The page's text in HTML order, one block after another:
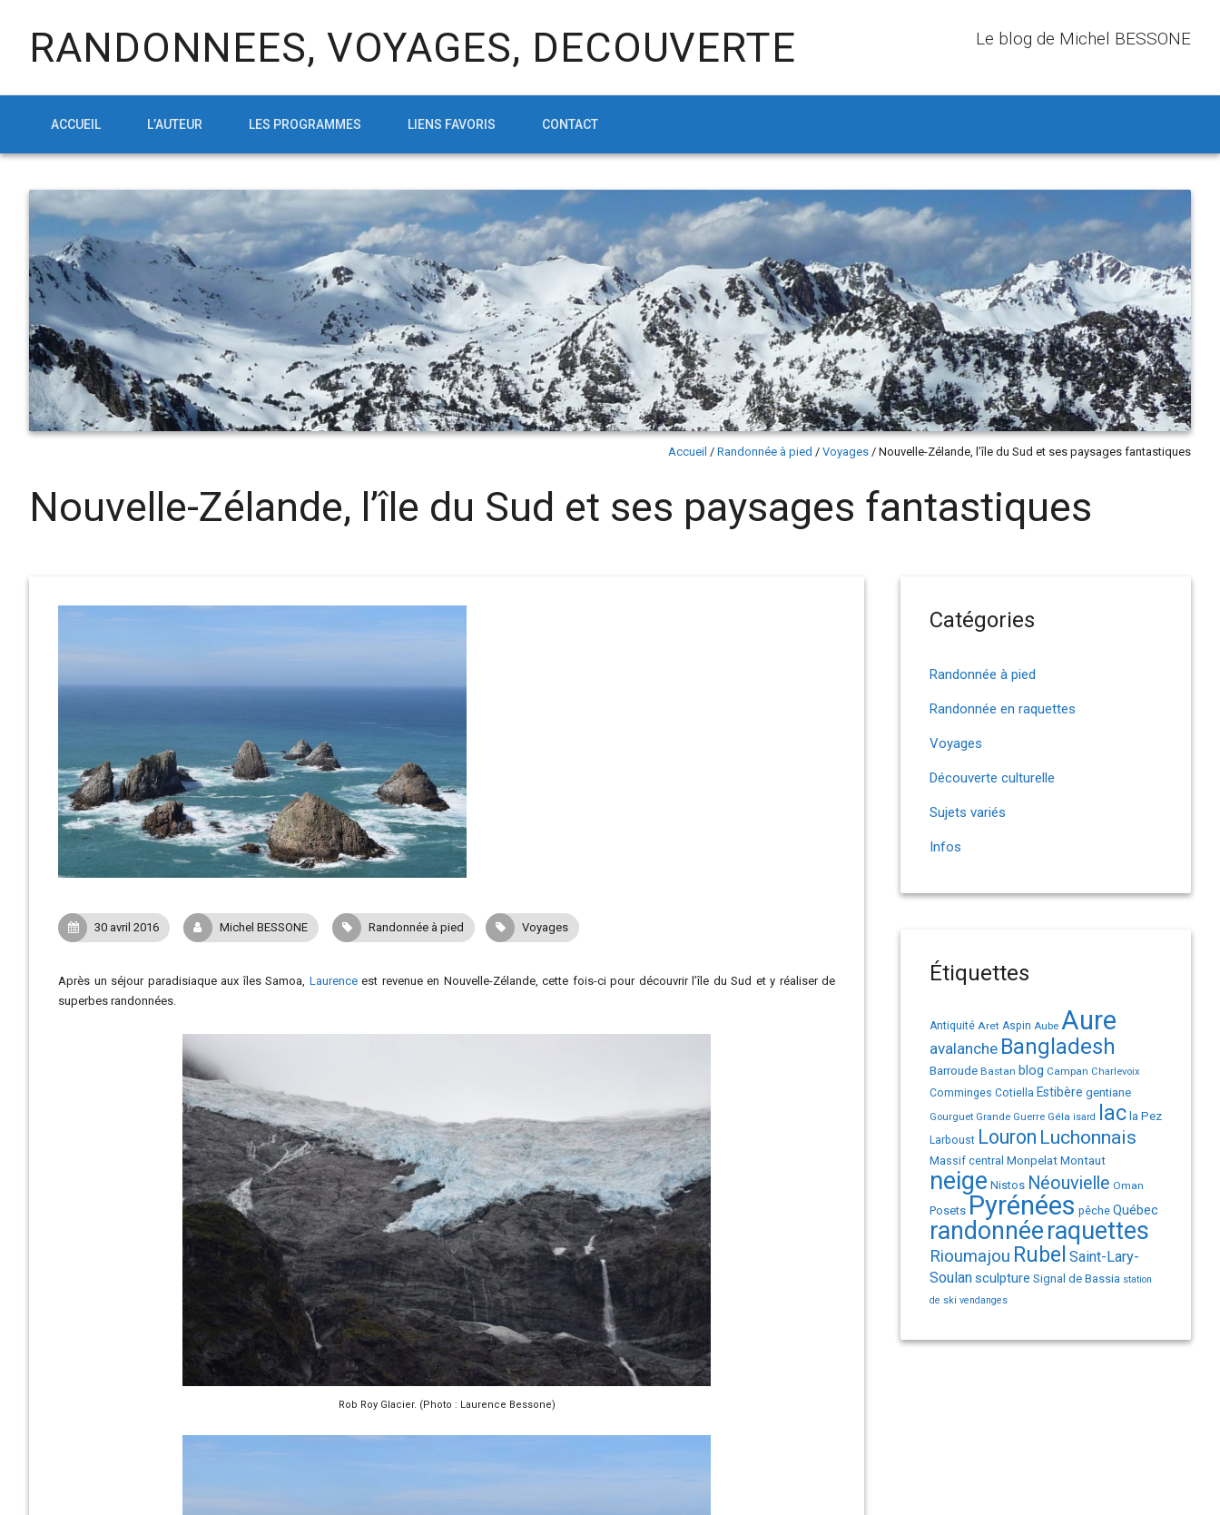
RANDONNEES, VOYAGES, DECOUVERTE Le blog de Michel BESSONE
ACCUEIL L’AUTEUR LES PROGRAMMES LIENS FAVORIS CONTACT
Accueil / Randonnée à pied / Voyages / Nouvelle-Zélande, l’île du Sud et ses paysages fantastiques
Nouvelle-Zélande, l’île du Sud et ses paysages fantastiques
30 avril 2016 Michel BESSONE Randonnée à pied Voyages
Après un séjour paradisiaque aux îles Samoa, Laurenceest revenue en Nouvelle-Zélande, cette fois-ci pour découvrir l’île du Sud et y réaliser de
superbes randonnées.
Rob Roy Glacier. (Photo : Laurence Bessone)
Catégories
Randonnée à pied
Randonnée en raquettes
Voyages
Découverte culturelle
Sujets variés
Infos
Étiquettes
Antiquité Aret Aspin Aube Aure
avalanche Bangladesh
Barroude Bastan blog Campan Charlevoix
Comminges Cotiella Estibère gentiane
Gourguet Grande Guerre Géla isard lac la Pez
Larboust Louron Luchonnais
Massif central MonpelatMontaut
neige Nistos Néouvielle Oman
Posets Pyrénées pêche Québec
randonnéeraquettes
Rioumajou Rubel Saint-Lary-
Soulansculpture Signal de Bassia station
de ski vendanges